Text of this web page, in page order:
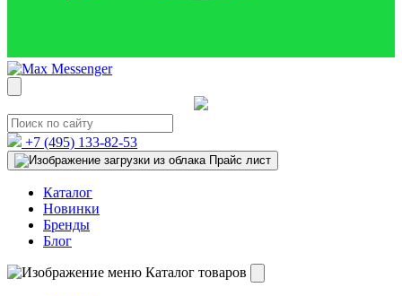
+7 (495) 133-82-53
Прайс лист
Каталог
Новинки
Бренды
Блог
Каталог товаров